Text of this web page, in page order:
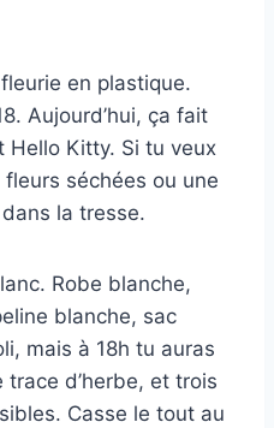
en plastique.
Aujourd’hui, ça fait
Hello Kitty. Si tu veux
séchées ou une
la tresse.
Robe blanche,
blanche, sac
mais à 18h tu auras
d’herbe, et trois
Casse le tout au